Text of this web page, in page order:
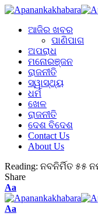
ଆଜିର ଖବର
ପାଣିପାଗ
ଅପରାଧ
ମନୋରଞ୍ଜନ
ରାଜନୀତି
ସ୍ୱାସ୍ଥ୍ୟ
ଧର୍ମ
ଖେଳ
ରାଜନୀତି
ଦେଶ ବିଦେଶ
Contact Us
About Us
Reading: ନବନିର୍ମିତ ୫୫
Share
Aa
Aa